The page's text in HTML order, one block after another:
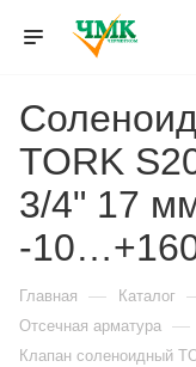
TORK
3/4" 17
-
Главная — Каталог
Отсечная арматура —
Клапан соленоидный